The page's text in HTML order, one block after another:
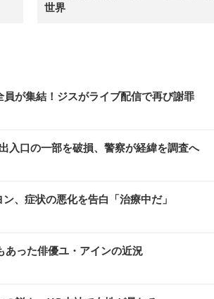
世界
が集結！ジスがライブ配信で再び謝罪
入口の一部を破損、警察が経緯を調査へ
、症状の悪化を告白「治療中だ」
った俳優ユ・アインの近況